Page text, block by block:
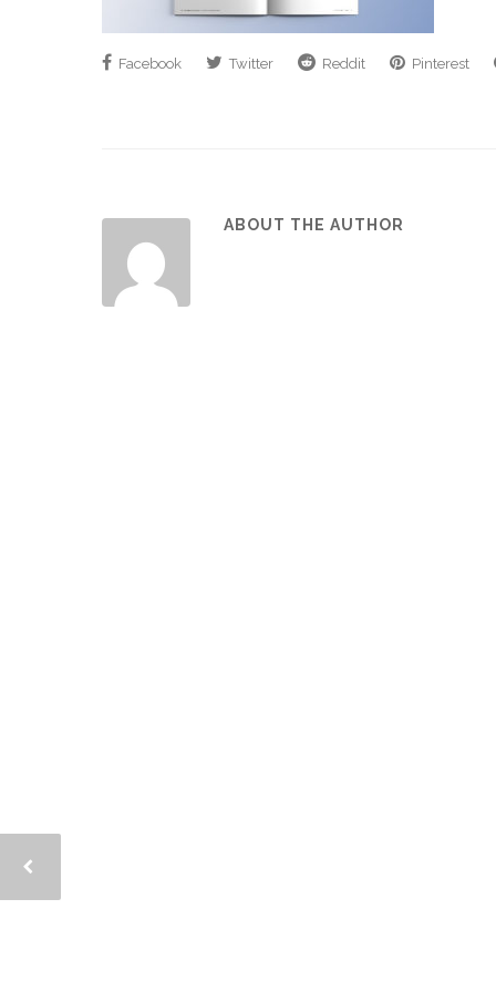
Facebook Twitter Reddit Pinterest
ABOUT THE AUTHOR